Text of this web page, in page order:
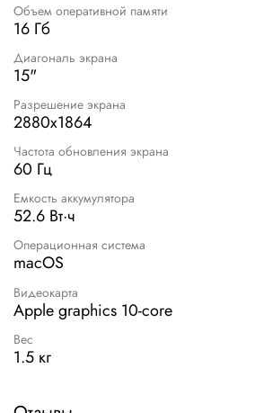
Объем оперативной памяти
16 Гб
Диагональ экрана
15"
Разрешение экрана
2880x1864
Частота обновления экрана
60 Гц
Емкость аккумулятора
52.6 Вт·ч
Операционная система
macOS
Видеокарта
Apple graphics 10-core
Вес
1.5 кг